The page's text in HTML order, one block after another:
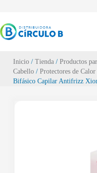
Inicio/ Tienda/ Productos
Cabello/ Protectores de
Bifásico Capilar Antifrizz